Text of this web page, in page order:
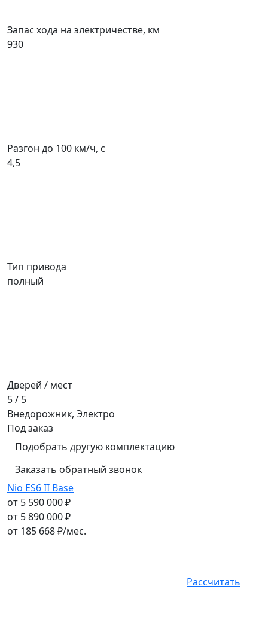
Запас хода на электричестве, км
930
Разгон до 100 км/ч, с
4,5
Тип привода
полный
Дверей / мест
5 / 5
Внедорожник, Электро
Под заказ
Подобрать другую комплектацию
Заказать обратный звонок
Nio ES6 II Base
от 5 590 000 ₽
от 5 890 000 ₽
от 185 668₽/мес.
Рассчитать